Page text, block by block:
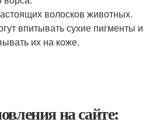
волосков животных.
впитывать сухие пигменты и
их на коже.
на сайте: